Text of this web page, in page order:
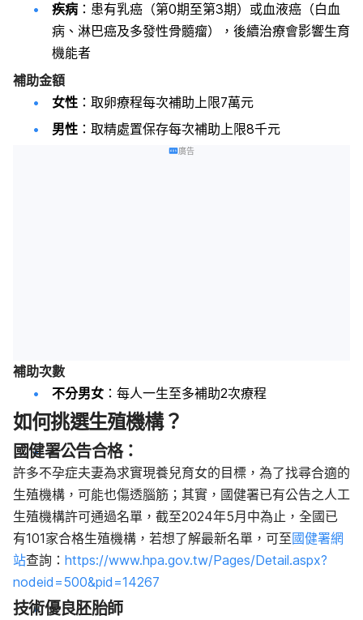
疾病 ：患有乳癌（第0期至第3期）或血液癌（白血
病、淋巴癌及多發性骨髓瘤），後續治療會影響生育
機能者
補助金額
女性 ：取卵療程每次補助上限7萬元
男性 ：取精處置保存每次補助上限8千元
廣告
補助次數
不分男女 ：每人一生至多補助2次療程
如何挑選生殖機構？
國健署公告合格：
許多不孕症夫妻為求實現養兒育女的目標，為了找尋合適的
生殖機構，可能也傷透腦筋；其實，國健署已有公告之人工
生殖機構許可通過名單，截至2024年5月中為止，全國已
有101家合格生殖機構，若想了解最新名單，可至國健署網
站查詢： https://www.hpa.gov.tw/Pages/Detail.aspx?
nodeid=500&pid=14267
技術優良胚胎師